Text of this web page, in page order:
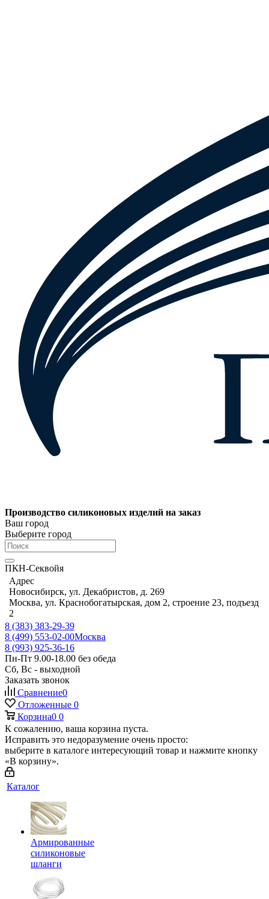
Производство силиконовых изделий на заказ
Ваш город
Выберите город
ПКН-Секвойя
Адрес
Новосибирск, ул. Декабристов, д. 269
Москва, ул. Краснобогатырская, дом 2, строение 23, подъезд
2
8 (383) 383-29-39
8 (499) 553-02-00Москва
8 (993) 925-36-16
Пн-Пт 9.00-18.00 без обеда
Сб, Вс - выходной
Заказать звонок
Сравнение0
Отложенные 0
Корзина0 0
К сожалению, ваша корзина пуста.
Исправить это недоразумение очень просто:
выберите в каталоге интересующий товар и нажмите кнопку
«В корзину».
Каталог
Армированные
силиконовые
шланги